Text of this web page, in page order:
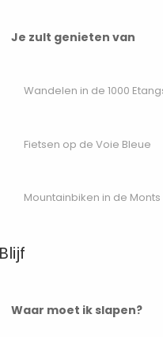
Je zult genieten van
Wandelen in de 1000
Fietsen op de Voie Bleue
Mountainbiken in de Monts
Blijf
Waar moet ik slapen?
10
ons